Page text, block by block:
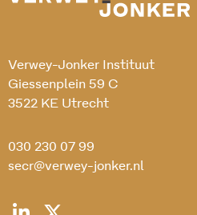
Verwey-Jonker Instituut
Giessenplein 59 C
3522 KE Utrecht
030 230 07 99
secr@verwey-jonker.nl